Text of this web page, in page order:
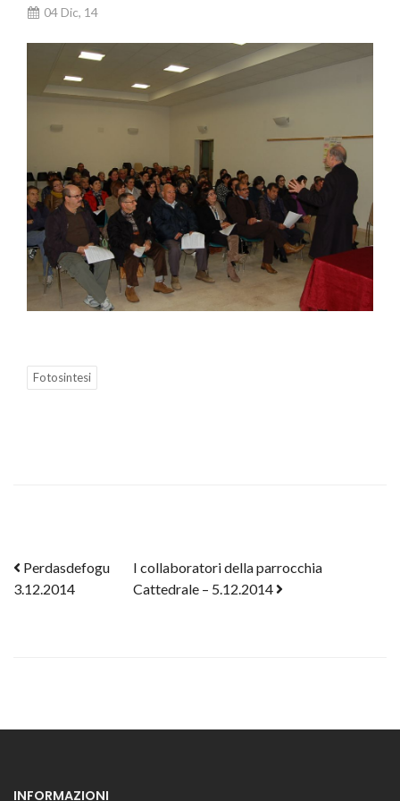
04 Dic, 14
Fotosintesi
Post navigation
Perdasdefogu
3.12.2014
I collaboratori della parrocchia
Cattedrale – 5.12.2014
INFORMAZIONI